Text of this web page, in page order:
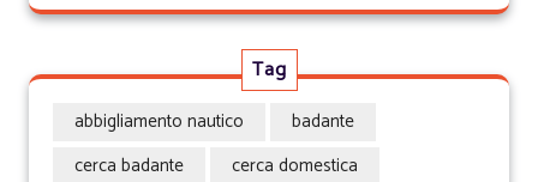
Tag
abbigliamento nautico
badante
cerca badante
cerca domestica